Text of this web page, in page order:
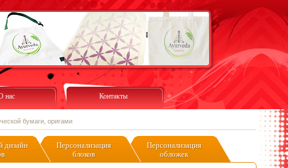
нас Контакты
бумаги, оригами
дизайн
Персонализация
блоков
Персонализация
обложек